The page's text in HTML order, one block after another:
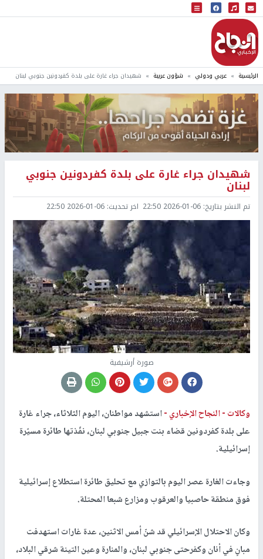
البث المباشر
إذاعة النجاح
الرئيسية عربي ودولي شؤون عربية شهيدان جراء غارة على بلدة كفردونين جنوبي لبنان
شهيدان جراء غارة على بلدة كفردونين جنوبي
لبنان
تم النشر بتاريخ: 2026-01-06 22:50 اخر تحديث: 2026-01-06 22:50
صورة أرشيفية
وكالات -النجاح الإخباري -استشهد مواطنان، اليوم الثلاثاء، جراء غارة
على بلدة كفردونين قضاء بنت جبيل جنوبي لبنان، نفّذتها طائرة مسيّرة
إسرائيلية.
وجاءت الغارة عصر اليوم بالتوازي مع تحليق طائرة استطلاع إسرائيلية
فوق منطقة حاصبيا والعرقوب ومزارع شبعا المحتلة.
وكان الاحتلال الإسرائيلي قد شنّ أمس الاثنين، عدة غارات استهدفت
مبانٍ في أنان وكفرحتى جنوبي لبنان، والمنارة وعين التينة شرقي البلاد،